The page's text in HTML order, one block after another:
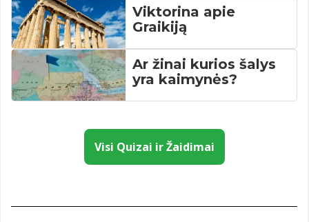
Viktorina apie
Graikiją
Ar žinai kurios šalys
yra kaimynės?
Visi Quizai ir Žaidimai